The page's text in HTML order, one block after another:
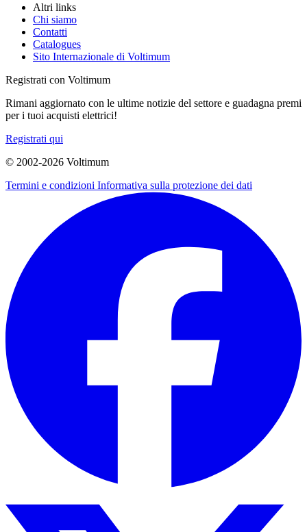
Altri links
Chi siamo
Contatti
Catalogues
Sito Internazionale di Voltimum
Registrati con Voltimum
Rimani aggiornato con le ultime notizie del settore e guadagna premi
per i tuoi acquisti elettrici!
Registrati qui
© 2002-2026 Voltimum
Termini e condizioni Informativa sulla protezione dei dati